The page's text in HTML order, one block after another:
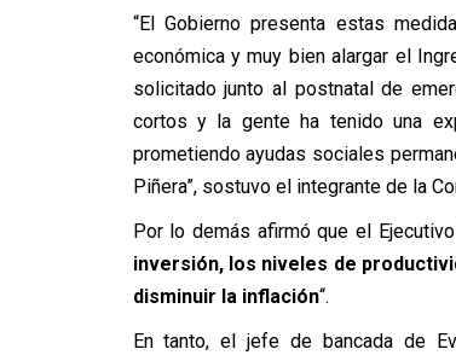
“El Gobierno presenta estas
económica y muy bien alargar el
solicitado junto al postnatal de
cortos y la gente ha tenido una
prometiendo ayudas sociales
Piñera”, sostuvo el integrante de la
Por lo demás afirmó que el Ejecutivo
inversión, los niveles de
disminuir la inflación“.
En tanto, el jefe de bancada de